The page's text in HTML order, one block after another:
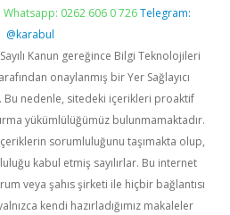
Whatsapp: 0262 606 0 726 Telegram:
@karabul
Kanun gereğince Bilgi Teknolojileri
onaylanmış bir Yer Sağlayıcı
nedenle, sitedeki içerikleri proaktif
yükümlülüğümüz bulunmamaktadır.
sorumluluğunu taşımakta olup,
kabul etmiş sayılırlar. Bu internet
veya şahıs şirketi ile hiçbir bağlantısı
kendi hazırladığımız makaleler